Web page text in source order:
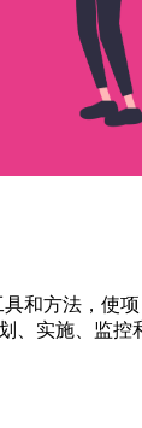
方法，使
实施、监控